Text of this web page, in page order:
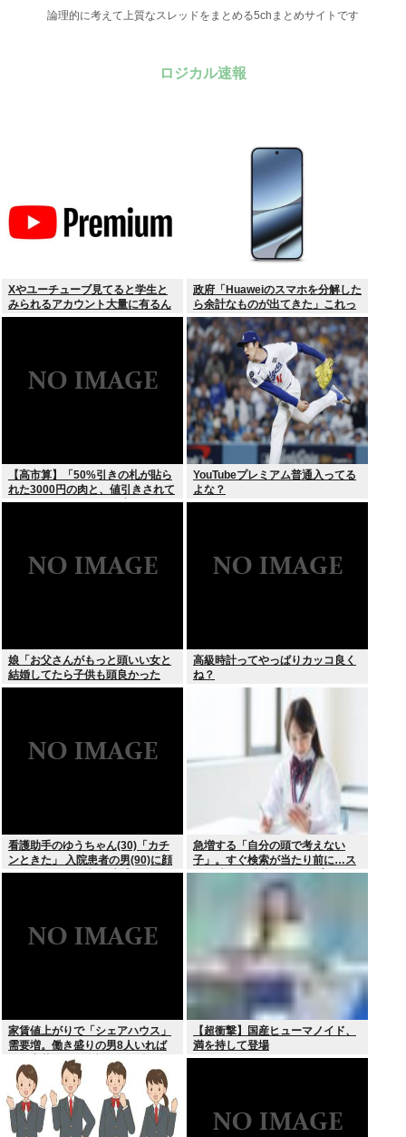
論理的に考えて上質なスレッドをまとめる5chまとめサイトです
ロジカル速報
Xやユーチューブ見てると学生と
みられるアカウント大量に有るん
けど
政府「Huaweiのスマホを分解した
ら余計なものが出てきた」これっ
て結局なんだったの？
【高市算】「50%引きの札が貼ら
れた3000円の肉と、値引きされて
いない1000円の肉では安いのはど
YouTubeプレミアム普通入ってる
よな？
娘「お父さんがもっと頭いい女と
結婚してたら子供も頭良かった
よ。頭悪いクソ女と結婚してごめ
高級時計ってやっぱりカッコ良く
ね？
看護助手のゆうちゃん(30)「カチ
ンときた」 入院患者の男(90)に顔
面パンチを叩き込む 逮捕
急増する「自分の頭で考えない
子」。すぐ検索が当たり前に…ス
マホ時代の”親切すぎる教育”が奪
家賃値上がりで「シェアハウス」
需要増。働き盛りの男8人いれば
一軒家暮らしも余裕で毎日楽しい
【超衝撃】国産ヒューマノイド、
満を持して登場